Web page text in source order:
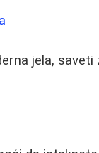
jela, saveti